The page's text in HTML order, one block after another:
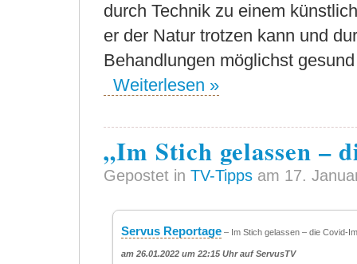
durch Technik zu einem
er der Natur trotzen kann und
Behandlungen möglichst
Weiterlesen »
„Im Stich gelassen –
Gepostet in TV-Tipps am 17.
Servus Reportage – Im Stich gelassen – die Covid-
am 26.01.2022 um 22:15 Uhr auf ServusTV